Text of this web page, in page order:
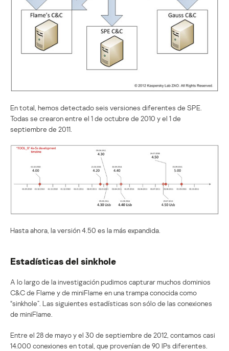
En total, hemos detectado seis versiones diferentes de SPE.
Todas se crearon entre el 1 de octubre de 2010 y el 1 de
septiembre de 2011.
Hasta ahora, la versión 4.50 es la más expandida.
Estadísticas del sinkhole
A lo largo de la investigación pudimos capturar muchos dominios
C&C de Flame y de miniFlame en una trampa conocida como
“sinkhole”. Las siguientes estadísticas son sólo de las conexiones
de miniFlame.
Entre el 28 de mayo y el 30 de septiembre de 2012, contamos casi
14.000 conexiones en total, que provenían de 90 IPs diferentes.